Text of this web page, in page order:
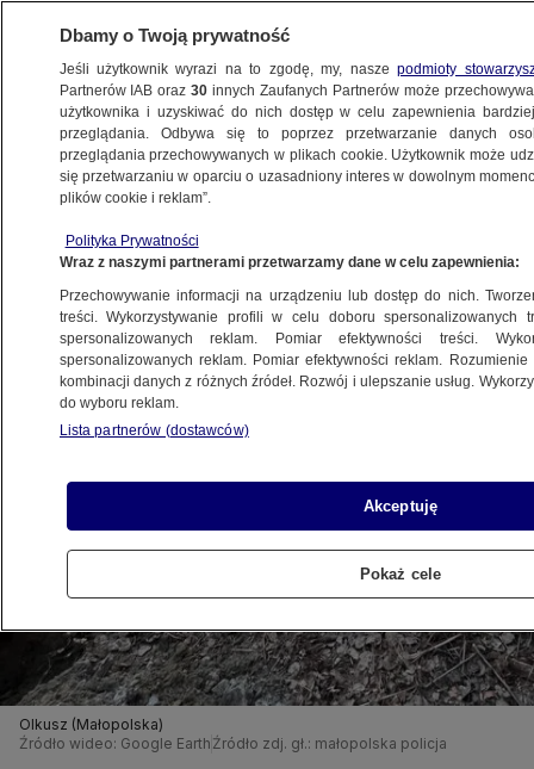
KRAKÓW
niewybuchy
15.04.2025, 11:11
Udostępnij
Olkusz (Małopolska)
Źródło wideo: Google Earth Źródło zdj. gł.: małopolska policja
Dbamy o Twoją prywatność
Jeśli użytkownik wyrazi na to zgodę, my, naszepodmioty
Partnerów IAB oraz30 innych Zaufanych Partnerów może
użytkownika i uzyskiwać do nich dostęp w celu zapewnienia
przeglądania. Odbywa się to poprzez przetwarzanie danych
przeglądania przechowywanych w plikach cookie. Użytkownik może
się przetwarzaniu w oparciu o uzasadniony interes w dowolnym
plików cookie i reklam”.
Polityka Prywatności
Wraz z naszymi partnerami przetwarzamy dane w celu zapewnienia:
Przechowywanie informacji na urządzeniu lub dostęp do nich.
treści. Wykorzystywanie profili w celu doboru spersonalizowanych
spersonalizowanych reklam. Pomiar efektywności treści.
spersonalizowanych reklam. Pomiar efektywności reklam.
kombinacji danych z różnych źródeł. Rozwój i ulepszanie usług.
do wyboru reklam.
Lista partnerów (dostawców)
Akceptuję
Pokaż cele